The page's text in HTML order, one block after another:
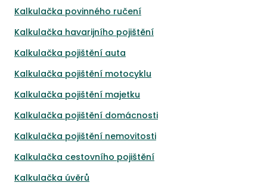
Kalkulačka povinného ručení
Kalkulačka havarijního pojištění
Kalkulačka pojištění auta
Kalkulačka pojištění motocyklu
Kalkulačka pojištění majetku
Kalkulačka pojištění domácnosti
Kalkulačka pojištění nemovitosti
Kalkulačka cestovního pojištění
Kalkulačka úvěrů